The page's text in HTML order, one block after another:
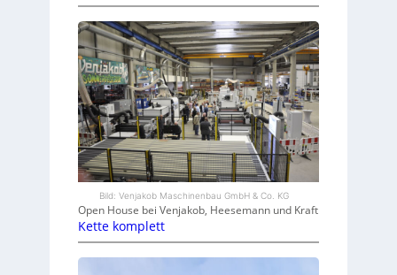
Bild: Venjakob Maschinenbau GmbH & Co. KG
Open House bei Venjakob, Heesemann und Kraft
Kette komplett